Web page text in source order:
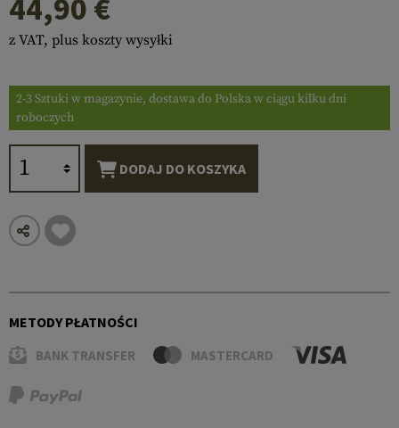
44,90 €
z VAT, plus koszty wysyłki
2-3 Sztuki w magazynie, dostawa do Polska w ciągu kilku dni
roboczych
DODAJ DO KOSZYKA
METODY PŁATNOŚCI
BANK TRANSFER MASTERCARD